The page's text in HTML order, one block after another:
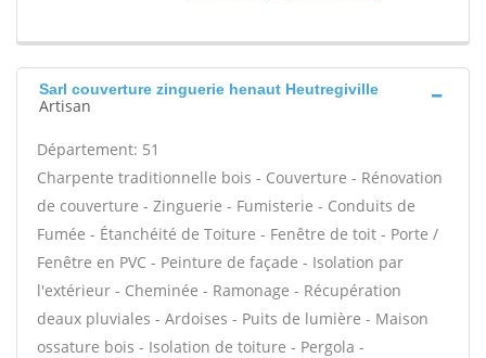
Sarl couverture zinguerie henaut Heutregiville
Artisan
Département: 51
Charpente traditionnelle bois - Couverture - Rénovation
de couverture - Zinguerie - Fumisterie - Conduits de
Fumée - Étanchéité de Toiture - Fenêtre de toit - Porte /
Fenêtre en PVC - Peinture de façade - Isolation par
l'extérieur - Cheminée - Ramonage - Récupération
deaux pluviales - Ardoises - Puits de lumière - Maison
ossature bois - Isolation de toiture - Pergola -